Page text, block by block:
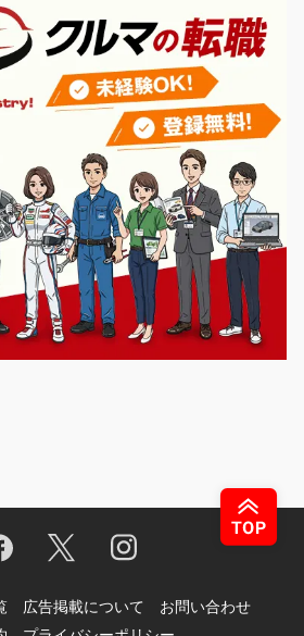
広告掲載について
お問い合わせ